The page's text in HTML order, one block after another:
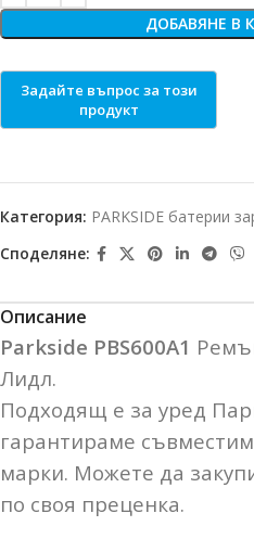
ДОБАВЯНЕ В
Категория: PARKSIDE батерии
Споделяне:
Описание
Parkside PBS600A1
Лидл.
Подходящ е за уред
гарантираме
марки. Можете да
по своя преценка.